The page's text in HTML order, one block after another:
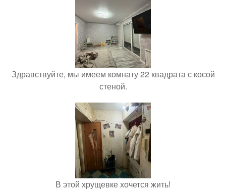
Здравствуйте, мы имеем комнату 22 квадрата с косой
стеной.
В этой хрущевке хочется жить!